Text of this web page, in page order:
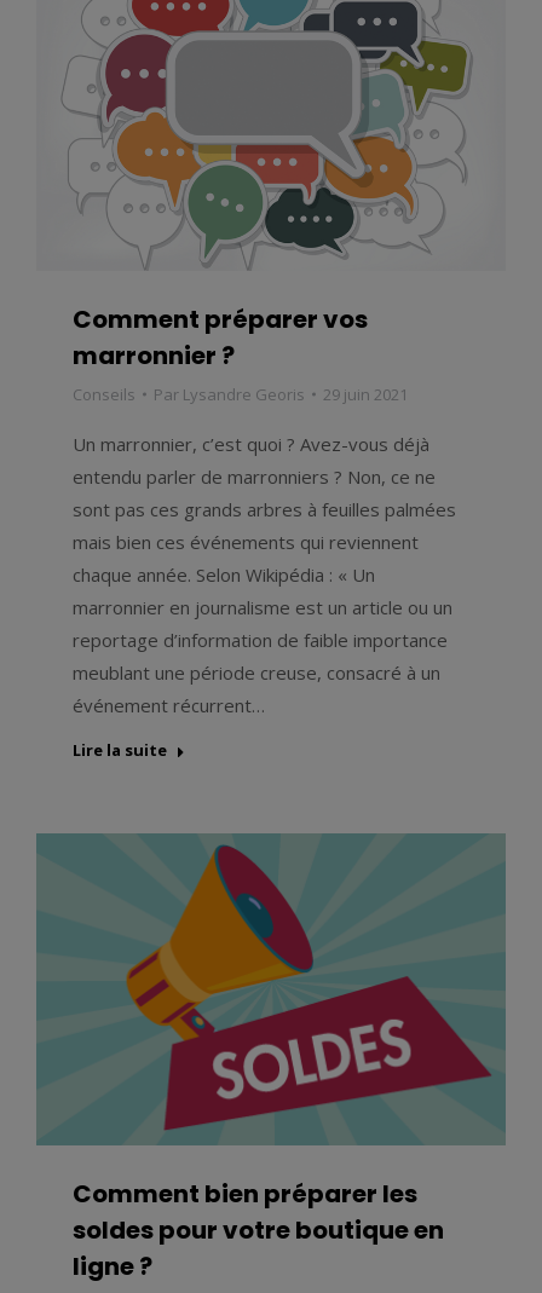
Comment préparer vos
marronnier ?
Conseils Par Lysandre Georis 29 juin 2021
Un marronnier, c’est quoi ? Avez-vous déjà
entendu parler de marronniers ? Non, ce ne
sont pas ces grands arbres à feuilles palmées
mais bien ces événements qui reviennent
chaque année. Selon Wikipédia : « Un
marronnier en journalisme est un article ou un
reportage d’information de faible importance
meublant une période creuse, consacré à un
événement récurrent…
Lire la suite
Comment bien préparer les
soldes pour votre boutique en
ligne ?